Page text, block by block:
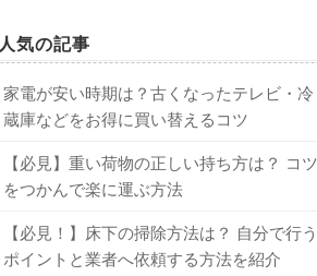
人気の記事
家電が安い時期は？古くなったテレビ・冷
蔵庫などをお得に買い替えるコツ
【必見】重い荷物の正しい持ち方は？ コツ
をつかんで楽に運ぶ方法
【必見！】床下の掃除方法は？ 自分で行う
ポイントと業者へ依頼する方法を紹介